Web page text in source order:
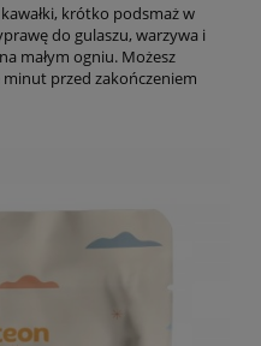
krótko podsmaż w
do gulaszu, warzywa i
małym ogniu. Możesz
przed zakończeniem